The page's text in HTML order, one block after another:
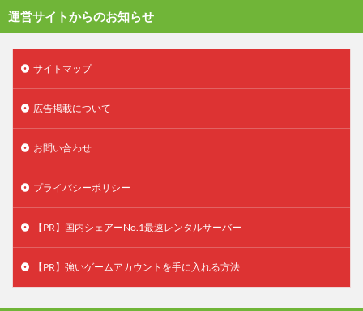
運営サイトからのお知らせ
サイトマップ
広告掲載について
お問い合わせ
プライバシーポリシー
【PR】国内シェアーNo.1最速レンタルサーバー
【PR】強いゲームアカウントを手に入れる方法